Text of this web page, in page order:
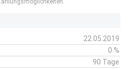
22.05.2019
0 %
90 Tage